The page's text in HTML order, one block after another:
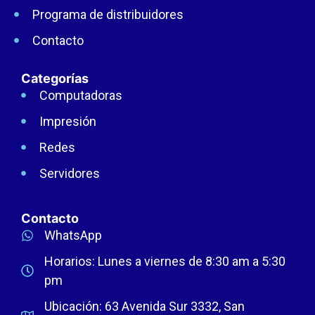
Programa de distribuidores
Contacto
Categorías
Computadoras
Impresión
Redes
Servidores
Contacto
WhatsApp
Horarios: Lunes a viernes de 8:30 am a 5:30
pm
Ubicación: 63 Avenida Sur 3332, San